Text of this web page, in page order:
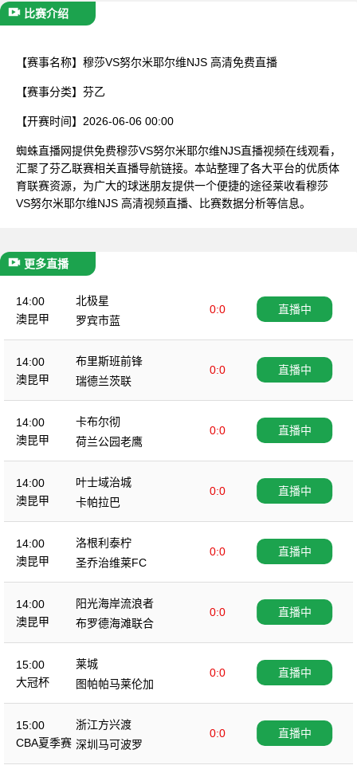
比赛介绍
【赛事名称】 穆莎VS努尔米耶尔维NJS 高清免费直播
【赛事分类】 芬乙
【开赛时间】 2026-06-06 00:00
蜘蛛直播网提供免费穆莎VS努尔米耶尔维NJS直播视频在线观看，
汇聚了芬乙联赛相关直播导航链接。本站整理了各大平台的优质体
育联赛资源，为广大的球迷朋友提供一个便捷的途径莱收看穆莎
VS努尔米耶尔维NJS 高清视频直播、比赛数据分析等信息。
更多直播
14:00
澳昆甲
北极星
0:0
罗宾市蓝
直播中
14:00
澳昆甲
布里斯班前锋
0:0
瑞德兰茨联
直播中
14:00
澳昆甲
卡布尔彻
0:0
荷兰公园老鹰
直播中
14:00
澳昆甲
叶士域治城
0:0
卡帕拉巴
直播中
14:00
澳昆甲
洛根利泰柠
0:0
圣乔治维莱FC
直播中
14:00
澳昆甲
阳光海岸流浪者
0:0
布罗德海滩联合
直播中
15:00
大冠杯
莱城
0:0
图帕帕马莱伦加
直播中
15:00
CBA夏季赛
浙江方兴渡
0:0
深圳马可波罗
直播中